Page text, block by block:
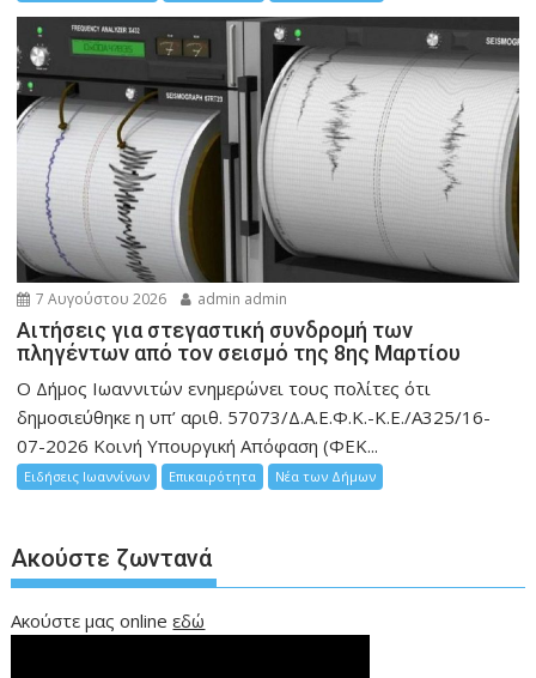
7 Αυγούστου 2026 admin admin
Αιτήσεις για στεγαστική συνδρομή των
πληγέντων από τον σεισμό της 8ης Μαρτίου
Ο Δήμος Ιωαννιτών ενημερώνει τους πολίτες ότι
δημοσιεύθηκε η υπ’ αριθ. 57073/Δ.Α.Ε.Φ.Κ.-Κ.Ε./Α325/16-
07-2026 Κοινή Υπουργική Απόφαση (ΦΕΚ...
Ειδήσεις Ιωαννίνων Επικαιρότητα Νέα των Δήμων
Ακούστε ζωντανά
Ακούστε μας onlineεδώ